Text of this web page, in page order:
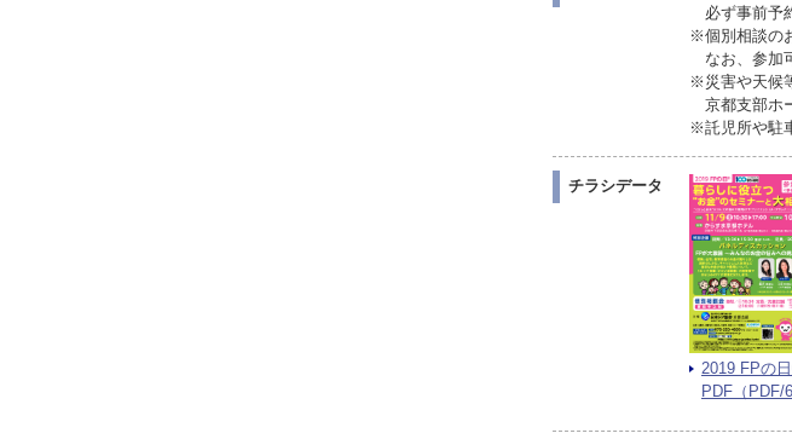
必ず事前予
※個別相談の
なお、参加
※災害や天候
京都支部ホ
※託児所や駐
チラシデータ
2019 FPの
PDF（PDF/